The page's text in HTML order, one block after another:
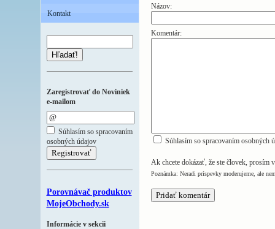
Kontakt
Hľadať!
Zaregistrovať do Noviniek
e-mailom
Súhlasím so spracovaním
osobných údajov
Porovnávač produktov
MojeObchody.sk
Informácie v sekcii
Názov:
Komentár:
Súhlasím so spracovaním osobných
Ak chcete dokázať, že ste človek, prosím
Poznámka: Neradi príspevky moderujeme, ale